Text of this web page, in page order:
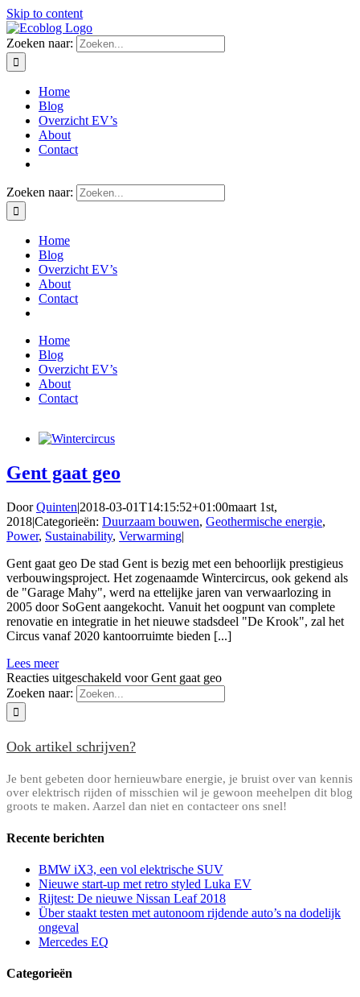
Skip to content
Zoeken naar:
Home
Blog
Overzicht EV’s
About
Contact
Zoeken naar:
Home
Blog
Overzicht EV’s
About
Contact
Home
Blog
Overzicht EV’s
About
Contact
Gent gaat geo
DoorQuinten|2018-03-01T14:15:52+01:00maart 1st,
2018|Categorieën: Duurzaam bouwen, Geothermische energie,
Power, Sustainability, Verwarming|
Gent gaat geo De stad Gent is bezig met een behoorlijk prestigieus
verbouwingsproject. Het zogenaamde Wintercircus, ook gekend als
de "Garage Mahy", werd na ettelijke jaren van verwaarlozing in
2005 door SoGent aangekocht. Vanuit het oogpunt van complete
renovatie en integratie in het nieuwe stadsdeel "De Krook", zal het
Circus vanaf 2020 kantoorruimte bieden [...]
Lees meer
Reacties uitgeschakeld voor Gent gaat geo
Zoeken naar:
Ook artikel schrijven?
Je bent gebeten door hernieuwbare energie, je bruist over van kennis
over elektrisch rijden of misschien wil je gewoon meehelpen dit blog
groots te maken. Aarzel dan niet en contacteer ons snel!
Recente berichten
BMW iX3, een vol elektrische SUV
Nieuwe start-up met retro styled Luka EV
Rijtest: De nieuwe Nissan Leaf 2018
Über staakt testen met autonoom rijdende auto’s na dodelijk
ongeval
Mercedes EQ
Categorieën